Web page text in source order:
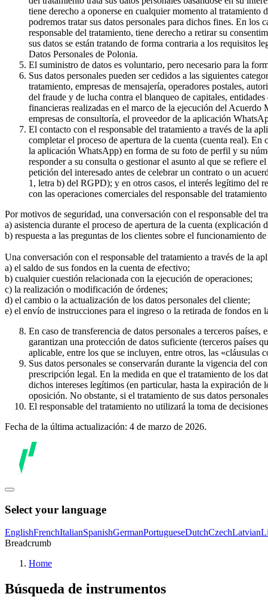
tiene derecho a oponerse en cualquier momento al
podremos tratar sus datos personales para dichos fines. En los
responsable del tratamiento, tiene derecho a retirar su
sus datos se están tratando de forma contraria a los requisitos
Datos Personales de Polonia.
El suministro de datos es voluntario, pero necesario para la
Sus datos personales pueden ser cedidos a las siguientes
tratamiento, empresas de mensajería, operadores postales,
del fraude y de lucha contra el blanqueo de capitales,
financieras realizadas en el marco de la ejecución del
empresas de consultoría, el proveedor de la aplicación
El contacto con el responsable del tratamiento a través de la
completar el proceso de apertura de la cuenta (cuenta real).
la aplicación WhatsApp) en forma de su foto de perfil y su
responder a su consulta o gestionar el asunto al que se refiere
petición del interesado antes de celebrar un contrato o un
1, letra b) del RGPD); y en otros casos, el interés legítimo del
con las operaciones comerciales del responsable del
Por motivos de seguridad, una conversación con el responsable del
a) asistencia durante el proceso de apertura de la cuenta (explicación
b) respuesta a las preguntas de los clientes sobre el funcionamiento
Una conversación con el responsable del tratamiento a través de la
a) el saldo de sus fondos en la cuenta de efectivo;
b) cualquier cuestión relacionada con la ejecución de operaciones;
c) la realización o modificación de órdenes;
d) el cambio o la actualización de los datos personales del cliente;
e) el envío de instrucciones para el ingreso o la retirada de fondos en
En caso de transferencia de datos personales a terceros
garantizan una protección de datos suficiente (terceros países
aplicable, entre los que se incluyen, entre otros, las «cláusulas
Sus datos personales se conservarán durante la vigencia del
prescripción legal. En la medida en que el tratamiento de los
dichos intereses legítimos (en particular, hasta la expiración
oposición. No obstante, si el tratamiento de sus datos
El responsable del tratamiento no utilizará la toma de
Fecha de la última actualización: 4 de marzo de 2026.
Select your language
EnglishFrenchItalianSpanishGermanPortugueseDutchCzechLatvian
Breadcrumb
Home
Búsqueda de instrumentos